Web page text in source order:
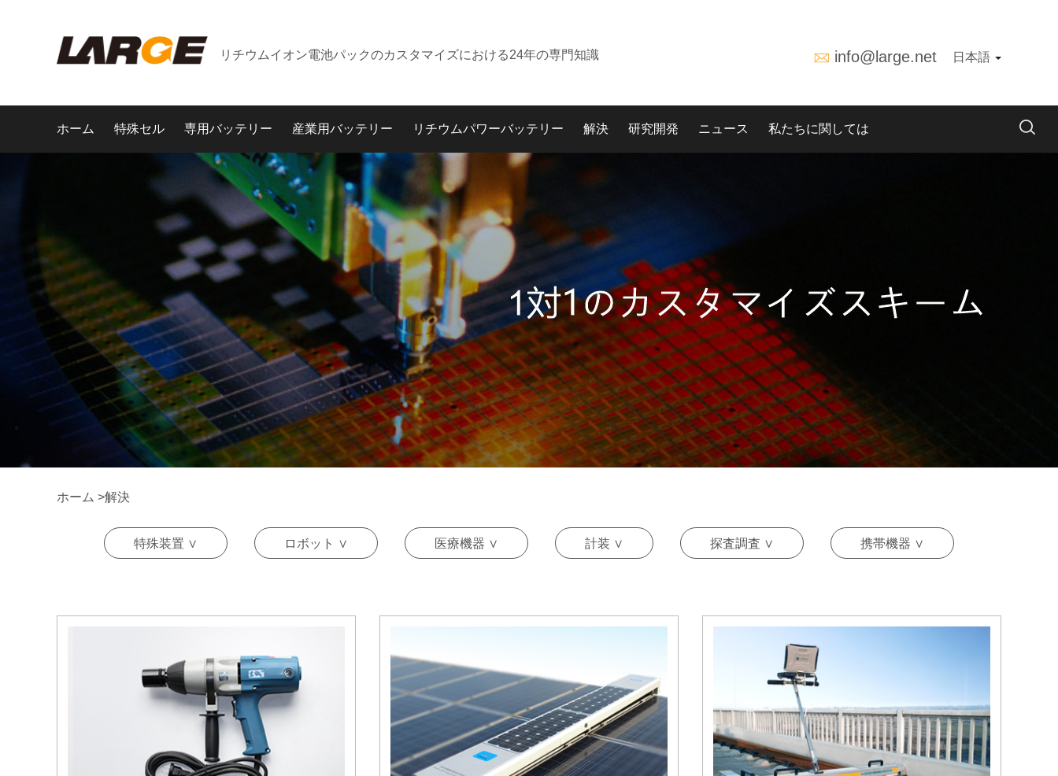
リチウムイオン電池パックのカスタマイズにおける24年の専門知識 info@large.net 日本語
ホーム 特殊セル 専用バッテリー 産業用バッテリー リチウムパワーバッテリー 解決 研究開発 ニュース 私たちに関しては
ホーム >解決
特殊装置 ∨ ロボット ∨ 医療機器 ∨ 計装 ∨ 探査調査 ∨ 携帯機器 ∨